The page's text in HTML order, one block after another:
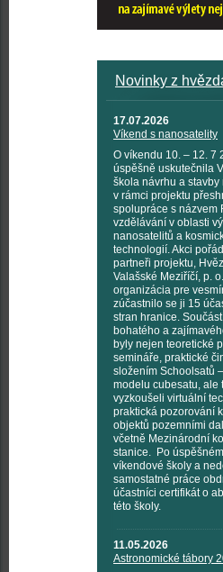
Novinky z
17.07.2026
Víkend s nanosatelity
O víkendu 10. – 12. 7
úspěšně uskutečnila
škola návrhu a stavby
v rámci projektu
spolupráce s názvem
vzdělávání v oblasti
nanosatelitů a
technologií. Akci
partneři projektu,
Valašské Meziříčí, p.
organizácia pre
zúčastnilo se ji 15
stran hranice.
bohatého a
byly nejen teoretické
semináře, praktické
složením Schoolsatů
modelu cubesatu, ale
vyzkoušeli virtuální
praktická pozorování
objektů pozemními
včetně Mezinárodní
stanice. Po
víkendové školy a
samostatné práce
účastníci certifikát o
této školy.
11.05.2026
Astronomické tábory